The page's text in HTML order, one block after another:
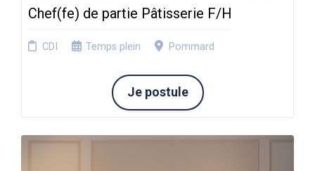
Chef(fe) de partie Pâtisserie F/H
CDI Temps plein Pommard
Je postule